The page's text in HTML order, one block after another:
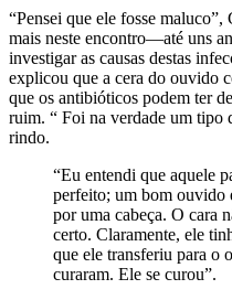
“Pensei que ele fosse
mais neste encontro—até uns
investigar as causas destas
explicou que a cera do ouvido
que os antibióticos podem ter
ruim. “ Foi na verdade um tipo
rindo.
“Eu entendi que aquele
perfeito; um bom ouvido
por uma cabeça. O cara
certo. Claramente, ele
que ele transferiu para o
curaram. Ele se curou”.